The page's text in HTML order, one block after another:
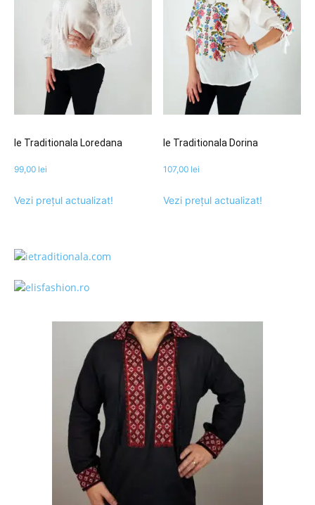
Ie Traditionala Loredana
99,00 lei
Vezi prețul actualizat!
Ie Traditionala Dorina
107,00 lei
Vezi prețul actualizat!